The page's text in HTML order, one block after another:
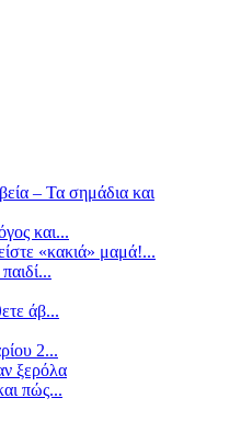
– Τα σημάδια και
και...
«κακιά» μαμά!...
άβ...
2...
ξερόλα
πώς...